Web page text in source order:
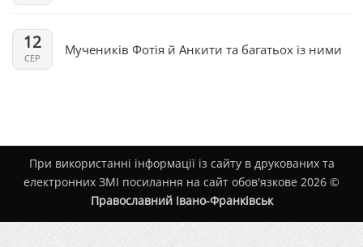
12
СЕР
Мучеників Фотія й Анкити та багатьох із ними
При використанні інформації із сайту в друкованих та
електронних ЗМІ посилання на сайт обов'язкове 2026 ©
Православний Івано-Франківськ